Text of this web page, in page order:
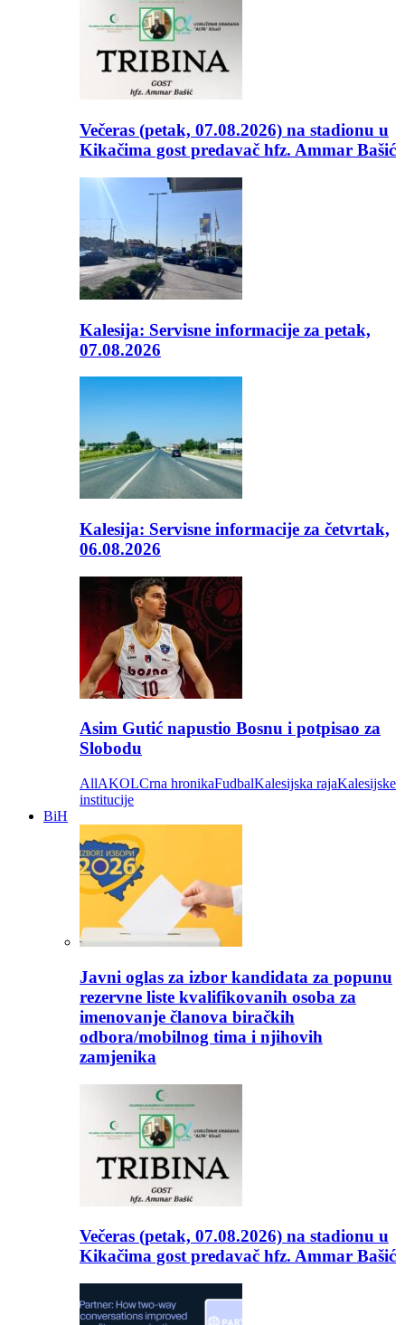
Večeras (petak, 07.08.2026) na stadionu u
Kikačima gost predavač hfz. Ammar Bašić
Kalesija: Servisne informacije za petak,
07.08.2026
Kalesija: Servisne informacije za četvrtak,
06.08.2026
Asim Gutić napustio Bosnu i potpisao za
Slobodu
AllAKOLCrna hronikaFudbalKalesijska rajaKalesijske
institucije
BiH
Javni oglas za izbor kandidata za popunu
rezervne liste kvalifikovanih osoba za
imenovanje članova biračkih
odbora/mobilnog tima i njihovih
zamjenika
Večeras (petak, 07.08.2026) na stadionu u
Kikačima gost predavač hfz. Ammar Bašić